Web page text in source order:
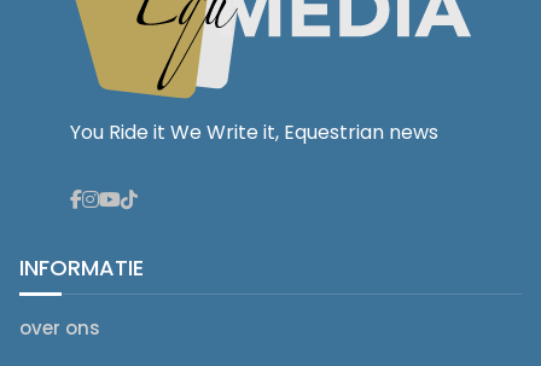
You Ride it We Write it, Equestrian news
INFORMATIE
over ons